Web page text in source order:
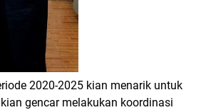
2020-2025 kian menarik untuk
gencar melakukan koordinasi